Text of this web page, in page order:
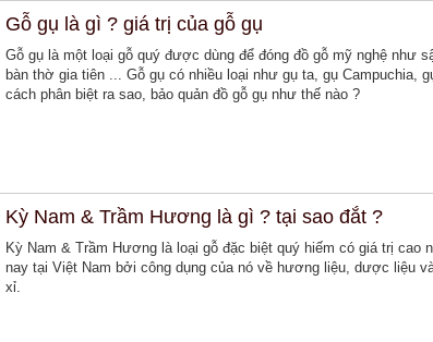
Gỗ gụ là gì ? giá trị của gỗ gụ
Gỗ gụ là một loại gỗ quý được dùng để đóng đồ gỗ mỹ nghệ như
bàn thờ gia tiên ... Gỗ gụ có nhiều loại như gụ ta, gụ Campuchia,
cách phân biệt ra sao, bảo quản đồ gỗ gụ như thế nào ?
Kỳ Nam & Trầm Hương là gì ? tại sao đắt ?
Kỳ Nam & Trầm Hương là loại gỗ đặc biệt quý hiếm có giá trị cao
nay tại Việt Nam bởi công dụng của nó về hương liệu, dược liệu
xỉ.